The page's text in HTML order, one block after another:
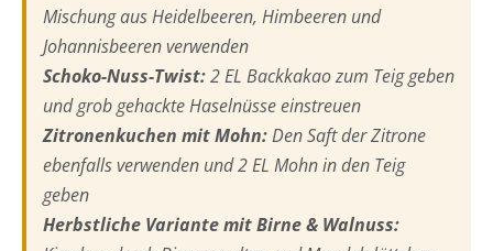
Mischung aus Heidelbeeren, Himbeeren und
Johannisbeeren verwenden
Schoko-Nuss-Twist:2 EL Backkakao zum Teig geben
und grob gehackte Haselnüsse einstreuen
Zitronenkuchen mit Mohn:Den Saft der Zitrone
ebenfalls verwenden und 2 EL Mohn in den Teig
geben
Herbstliche Variante mit Birne & Walnuss: